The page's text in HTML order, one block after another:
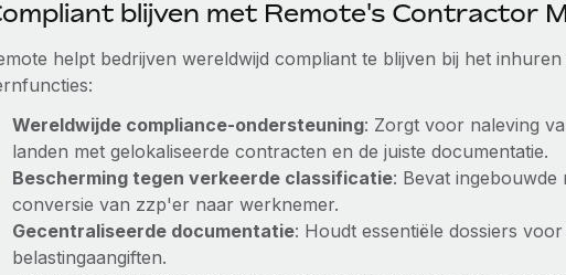
blijven met Remote's Contractor
helpt bedrijven wereldwijd compliant te blijven bij het
Wereldwijde compliance-ondersteuning: Zorgt voor naleving
landen met gelokaliseerde contracten en de juiste documentatie.
Bescherming tegen verkeerde classificatie: Bevat ingebouwde
conversie van zzp'er naar werknemer.
Gecentraliseerde documentatie: Houdt essentiële dossiers
belastingaangiften.